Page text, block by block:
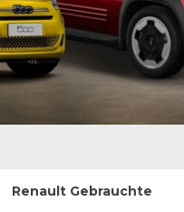
Renault Gebrauchte